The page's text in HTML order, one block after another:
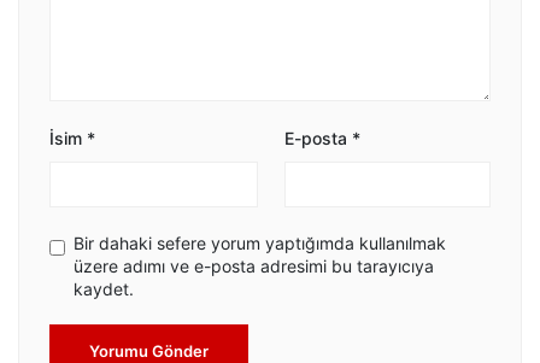
İsim * E-posta *
Bir dahaki sefere yorum yaptığımda kullanılmak
üzere adımı ve e-posta adresimi bu tarayıcıya
kaydet.
Yorumu Gönder